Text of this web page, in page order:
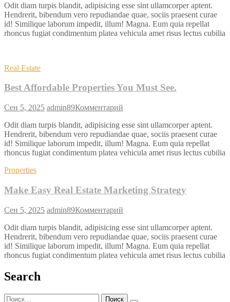
Odit diam turpis blandit, adipisicing esse sint ullamcorper aptent.
Hendrerit, bibendum vero repudiandae quae, sociis praesent curae
id! Similique laborum impedit, illum! Magna. Eum quia repellat
rhoncus fugiat condimentum platea vehicula amet risus lectus cubilia
Real Estate
Best Affordable Properties You Must See.
Сен 5, 2025 admin89Комментарий
Odit diam turpis blandit, adipisicing esse sint ullamcorper aptent.
Hendrerit, bibendum vero repudiandae quae, sociis praesent curae
id! Similique laborum impedit, illum! Magna. Eum quia repellat
rhoncus fugiat condimentum platea vehicula amet risus lectus cubilia
Properties
Make Easy Real Estate Marketing Strategy
Сен 5, 2025 admin89Комментарий
Odit diam turpis blandit, adipisicing esse sint ullamcorper aptent.
Hendrerit, bibendum vero repudiandae quae, sociis praesent curae
id! Similique laborum impedit, illum! Magna. Eum quia repellat
rhoncus fugiat condimentum platea vehicula amet risus lectus cubilia
Search